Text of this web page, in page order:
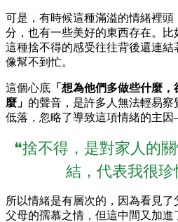
可是，有時候這種滿溢的情緒裡
分，也有一些美好的東西存在。比
這種捨不得的感受往往背後還連
像幫不到忙。
這個心底 「想為他們多做些什麼
麼」 的聲音，是許多人無法輕易
低落，忽略了導致這項情緒的主
❝捨不得，是對家人的
結，代表我很珍
所以情緒是有層次的，因為看見
父母的孺慕之情，但這中間又加